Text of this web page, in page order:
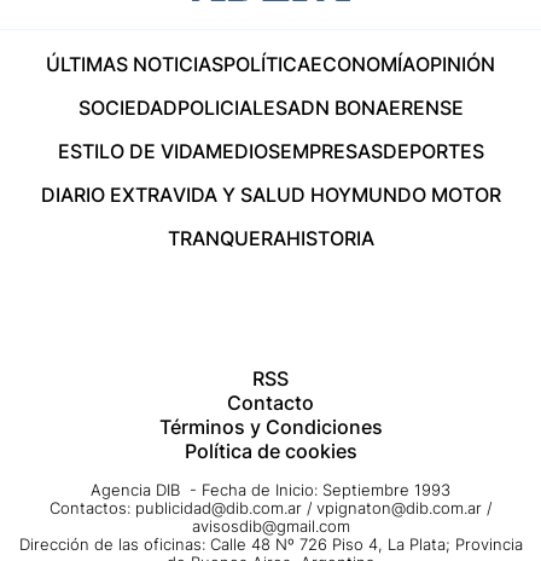
ÚLTIMAS NOTICIASPOLÍTICAECONOMÍAOPINIÓN
SOCIEDADPOLICIALESADN BONAERENSE
ESTILO DE VIDAMEDIOSEMPRESASDEPORTES
DIARIO EXTRAVIDA Y SALUD HOYMUNDO MOTOR
TRANQUERAHISTORIA
RSS
Contacto
Términos y Condiciones
Política de cookies
Agencia DIB - Fecha de Inicio: Septiembre 1993
Contactos: publicidad@dib.com.ar / vpignaton@dib.com.ar /
avisosdib@gmail.com
Dirección de las oficinas: Calle 48 Nº 726 Piso 4, La Plata; Provincia